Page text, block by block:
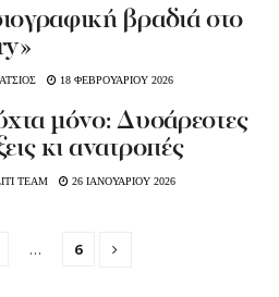
βραδιά στο
18 ΦΕΒΡΟΥΑΡΙΟΥ 2026
μόνο: Δυσάρεστες
κι ανατροπές
TEAM 26 ΙΑΝΟΥΑΡΙΟΥ 2026
… 6